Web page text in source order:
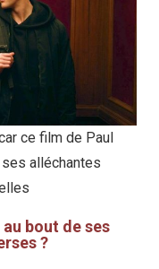
ce film de Paul
alléchantes
bout de ses
?